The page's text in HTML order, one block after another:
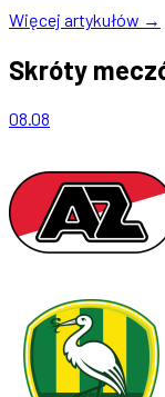
Więcej artykułów →
Skróty
08.08